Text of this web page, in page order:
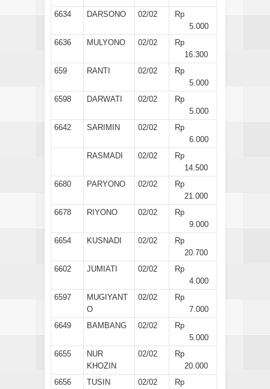
6634
DARSONO 02/02
Rp
5.000
6636
MULYONO 02/02
Rp
16.300
659
RANTI 02/02
Rp
5.000
6598
DARWATI 02/02
Rp
5.000
6642
SARIMIN 02/02
Rp
6.000
RASMADI
02/02
Rp
14.500
6680
PARYONO 02/02
Rp
21.000
6678
RIYONO 02/02
Rp
9.000
6654
KUSNADI 02/02
Rp
20.700
6602
JUMIATI 02/02
Rp
4.000
6597
MUGIYANT
O
02/02
Rp
7.000
6649
BAMBANG 02/02
Rp
5.000
6655
NUR
KHOZIN
02/02
Rp
20.000
6656
TUSIN 02/02
Rp